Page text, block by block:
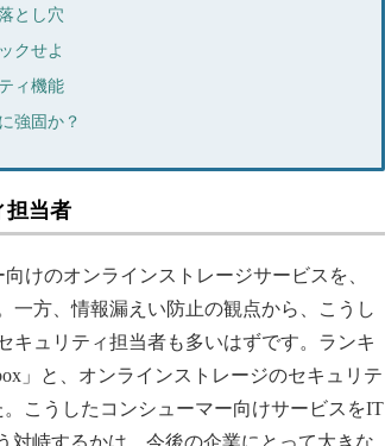
とし穴
クせよ
ィ機能
強固か？
担当者
けのオンラインストレージサービスを、
一方、情報漏えい防止の観点から、こうし
キュリティ担当者も多いはずです。ランキ
」と、オンラインストレージのセキュリテ
こうしたコンシューマー向けサービスをIT
対峙するかは、今後の企業にとって大きな